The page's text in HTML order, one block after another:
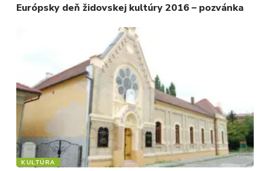
Európsky deň židovskej kultúry 2016 – pozvánka
KULTÚRA